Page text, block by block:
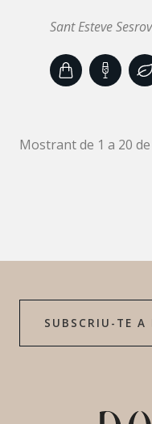
Sant Esteve
Mostrant de 1 a 20
SUBSCRIU-TE A